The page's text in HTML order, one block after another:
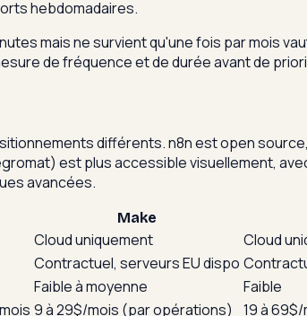
hebdomadaires.
mais ne survient qu'une fois par mois
de fréquence et de durée avant de
différents. n8n est open
est plus accessible visuellement,
avancées.
Make
Cloud uniquement
Cloud
Contractuel, serveurs EU dispo
Faible à moyenne
Faible
9 à 29$/mois (par opérations) 19 à